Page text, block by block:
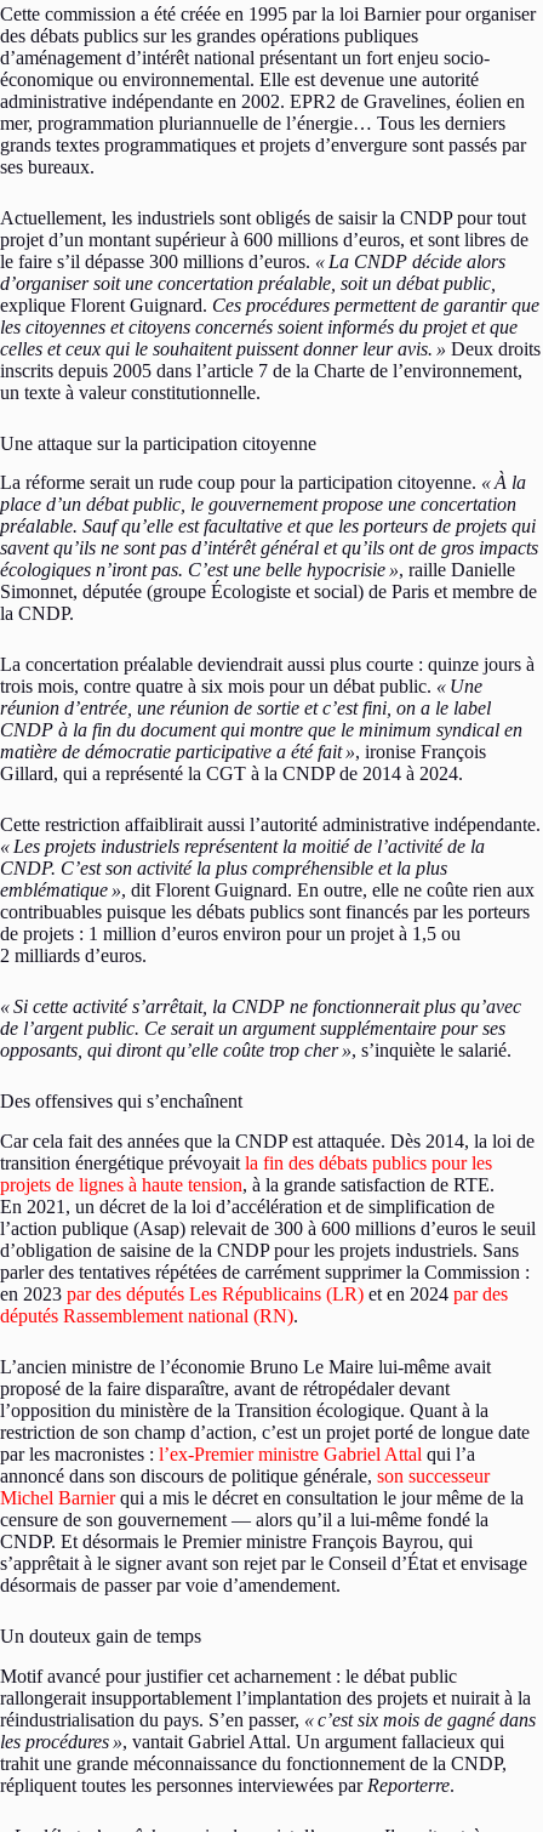
Cette commission a été créée en 1995 par la loi Barnier pour organiser
des débats publics sur les grandes opérations publiques
d’aménagement d’intérêt national présentant un fort enjeu socio-
économique ou environnemental. Elle est devenue une autorité
administrative indépendante en 2002. EPR2 de Gravelines, éolien en
mer, programmation pluriannuelle de l’énergie… Tous les derniers
grands textes programmatiques et projets d’envergure sont passés par
ses bureaux.
Actuellement, les industriels sont obligés de saisir la CNDP pour tout
projet d’un montant supérieur à 600 millions d’euros, et sont libres de
le faire s’il dépasse 300 millions d’euros. « La CNDP décide alors
d’organiser soit une concertation préalable, soit un débat public,
explique Florent Guignard. Ces procédures permettent de garantir que
les citoyennes et citoyens concernés soient informés du projet et que
celles et ceux qui le souhaitent puissent donner leur avis. » Deux droits
inscrits depuis 2005 dans l’article 7 de la Charte de l’environnement,
un texte à valeur constitutionnelle.
Une attaque sur la participation citoyenne
La réforme serait un rude coup pour la participation citoyenne. «À la
place d’un débat public, le gouvernement propose une concertation
préalable. Sauf qu’elle est facultative et que les porteurs de projets qui
savent qu’ils ne sont pas d’intérêt général et qu’ils ont de gros impacts
écologiques n’iront pas. C’est une belle hypocrisie», raille Danielle
Simonnet, députée (groupe Écologiste et social) de Paris et membre de
la CNDP.
La concertation préalable deviendrait aussi plus courte : quinze jours à
trois mois, contre quatre à six mois pour un débat public. « Une
réunion d’entrée, une réunion de sortie et c’est fini, on a le label
CNDP à la fin du document qui montre que le minimum syndical en
matière de démocratie participative a été fait», ironise François
Gillard, qui a représenté la CGT à la CNDP de 2014 à 2024.
Cette restriction affaiblirait aussi l’autorité administrative indépendante.
«Les projets industriels représentent la moitié de l’activité de la
CNDP. C’est son activité la plus compréhensible et la plus
emblématique», dit Florent Guignard. En outre, elle ne coûte rien aux
contribuables puisque les débats publics sont financés par les porteurs
de projets : 1 million d’euros environ pour un projet à 1,5 ou
2 milliards d’euros.
«Si cette activité s’arrêtait, la CNDP ne fonctionnerait plus qu’avec
de l’argent public. Ce serait un argument supplémentaire pour ses
opposants, qui diront qu’elle coûte trop cher», s’inquiète le salarié.
Des offensives qui s’enchaînent
Car cela fait des années que la CNDP est attaquée. Dès 2014, la loi de
transition énergétique prévoyait la fin des débats publics pour les
projets de lignes à haute tension, à la grande satisfaction de RTE.
En 2021, un décret de la loi d’accélération et de simplification de
l’action publique (Asap) relevait de 300 à 600 millions d’euros le seuil
d’obligation de saisine de la CNDP pour les projets industriels. Sans
parler des tentatives répétées de carrément supprimer la Commission :
en 2023 par des députés Les Républicains (LR) et en 2024 par des
députés Rassemblement national (RN).
L’ancien ministre de l’économie Bruno Le Maire lui-même avait
proposé de la faire disparaître, avant de rétropédaler devant
l’opposition du ministère de la Transition écologique. Quant à la
restriction de son champ d’action, c’est un projet porté de longue date
par les macronistes : l’ex-Premier ministre Gabriel Attal qui l’a
annoncé dans son discours de politique générale, son successeur
Michel Barnierqui a mis le décret en consultation le jour même de la
censure de son gouvernement — alors qu’il a lui-même fondé la
CNDP. Et désormais le Premier ministre François Bayrou, qui
s’apprêtait à le signer avant son rejet par le Conseil d’État et envisage
désormais de passer par voie d’amendement.
Un douteux gain de temps
Motif avancé pour justifier cet acharnement : le débat public
rallongerait insupportablement l’implantation des projets et nuirait à la
réindustrialisation du pays. S’en passer, «c’est six mois de gagné dans
les procédures », vantait Gabriel Attal. Un argument fallacieux qui
trahit une grande méconnaissance du fonctionnement de la CNDP,
répliquent toutes les personnes interviewées par Reporterre.